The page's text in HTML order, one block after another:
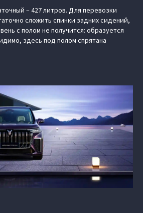
– 427 литров. Для перевозки
сложить спинки задних сидений,
с полом не получится: образуется
здесь под полом спрятана